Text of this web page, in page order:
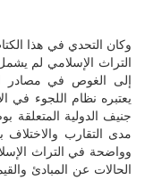
وكان التحدي في هذا
التراث الإسلامي لم
إلى الغوص في مصادر
يعتبره نظام اللجوء في
مدى التقارب
وواضحة في التراث
الحالات عن المبادئ